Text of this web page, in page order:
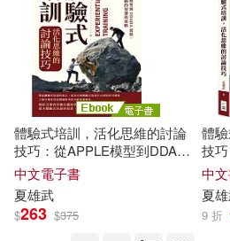
有聲書(1)
作者 (可複選)
夏雄武(3) 朱家安(2)
[日]夏井芸華(1)
體驗式培訓，活化思維的討論
技巧：從APPLE模型到DDADA
流程，剖析領導活動的智慧與
策略 (電子書)
中文電子書
夏雄武
$263 $375
體
技
流
策略
中
夏
9 折